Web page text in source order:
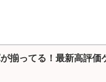
揃ってる！最新高評